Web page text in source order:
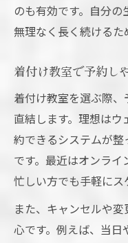
のも有効です。自分の
無理なく長く続けるた
着付け教室で予約し
着付け教室を選ぶ際
直結します。理想は
約できるシステムが
です。最近はオンライ
忙しい方でも手軽にス
また、キャンセルや
心です。例えば、当